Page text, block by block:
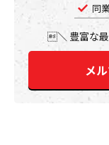
同
豊富な
メ